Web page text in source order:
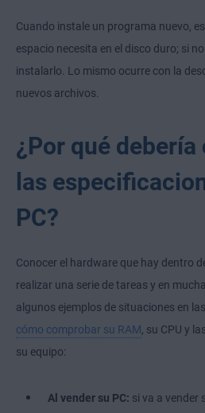
Cuando instale un programa nuevo,
espacio necesita en el disco duro; si
instalarlo. Lo mismo ocurre con la
nuevos archivos.
¿Por qué
las
PC?
Conocer el hardware que hay dentro
realizar una serie de tareas y en
algunos ejemplos de situaciones en
cómo comprobar su RAM, su CPU y
su equipo:
Al vender su PC: si va a vender